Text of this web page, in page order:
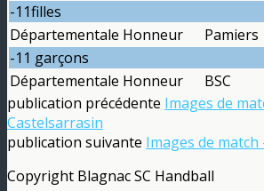
-11filles
Départementale Honneur
Pamiers
-11 garçons
Départementale Honneur
BSC
publication précédente Images de
Castelsarrasin
publication suivante Images de match
Copyright Blagnac SC Handball